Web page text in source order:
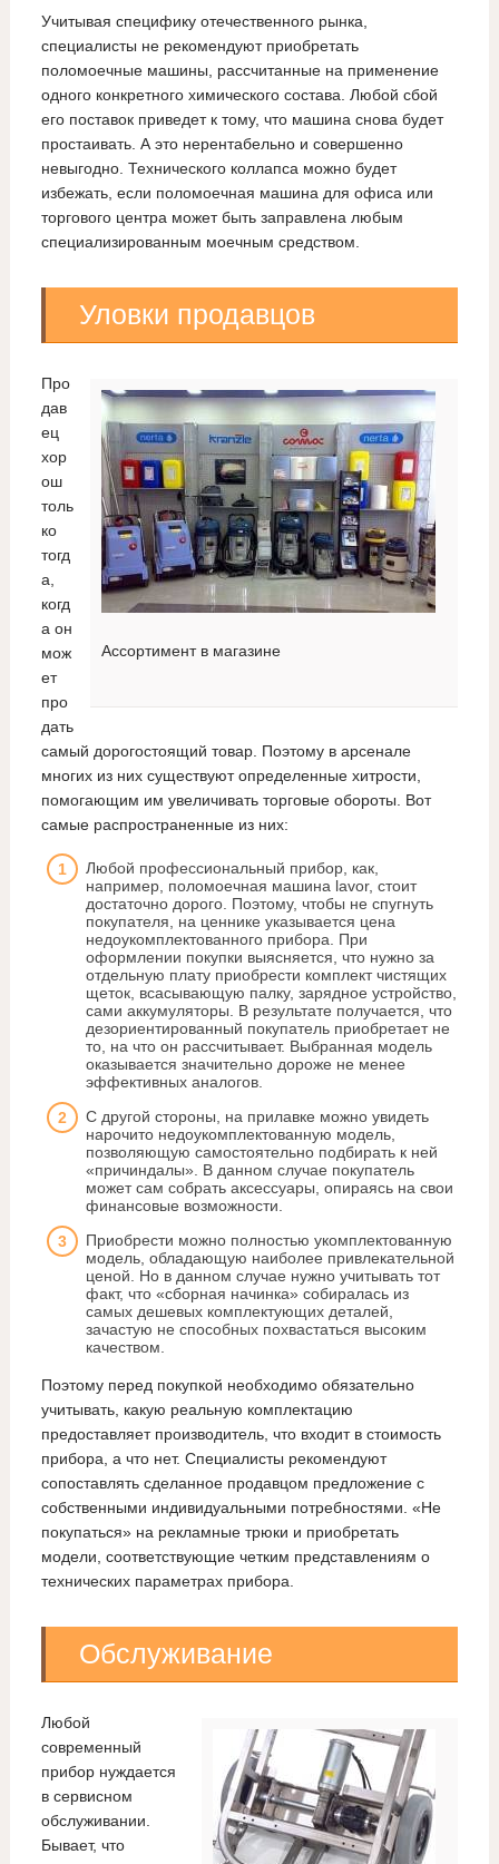
Учитывая специфику отечественного рынка,
специалисты не рекомендуют приобретать
поломоечные машины, рассчитанные на применение
одного конкретного химического состава. Любой сбой
его поставок приведет к тому, что машина снова будет
простаивать. А это нерентабельно и совершенно
невыгодно. Технического коллапса можно будет
избежать, если поломоечная машина для офиса или
торгового центра может быть заправлена любым
специализированным моечным средством.
Уловки продавцов
Ассортимент в магазине
Про
дав
ец
хор
ош
толь
ко
тогд
а,
когд
а он
мож
ет
про
дать
самый дорогостоящий товар. Поэтому в арсенале
многих из них существуют определенные хитрости,
помогающим им увеличивать торговые обороты. Вот
самые распространенные из них:
Любой профессиональный прибор, как,
например, поломоечная машина lavor, стоит
достаточно дорого. Поэтому, чтобы не спугнуть
покупателя, на ценнике указывается цена
недоукомплектованного прибора. При
оформлении покупки выясняется, что нужно за
отдельную плату приобрести комплект чистящих
щеток, всасывающую палку, зарядное устройство,
сами аккумуляторы. В результате получается, что
дезориентированный покупатель приобретает не
то, на что он рассчитывает. Выбранная модель
оказывается значительно дороже не менее
эффективных аналогов.
С другой стороны, на прилавке можно увидеть
нарочито недоукомплектованную модель,
позволяющую самостоятельно подбирать к ней
«причиндалы». В данном случае покупатель
может сам собрать аксессуары, опираясь на свои
финансовые возможности.
Приобрести можно полностью укомплектованную
модель, обладающую наиболее привлекательной
ценой. Но в данном случае нужно учитывать тот
факт, что «сборная начинка» собиралась из
самых дешевых комплектующих деталей,
зачастую не способных похвастаться высоким
качеством.
Поэтому перед покупкой необходимо обязательно
учитывать, какую реальную комплектацию
предоставляет производитель, что входит в стоимость
прибора, а что нет. Специалисты рекомендуют
сопоставлять сделанное продавцом предложение с
собственными индивидуальными потребностями. «Не
покупаться» на рекламные трюки и приобретать
модели, соответствующие четким представлениям о
технических параметрах прибора.
Обслуживание
Любой
современный
прибор нуждается
в сервисном
обслуживании.
Бывает, что